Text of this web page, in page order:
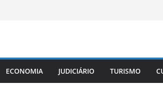
ECONOMIA JUDICIÁRIO TURISMO